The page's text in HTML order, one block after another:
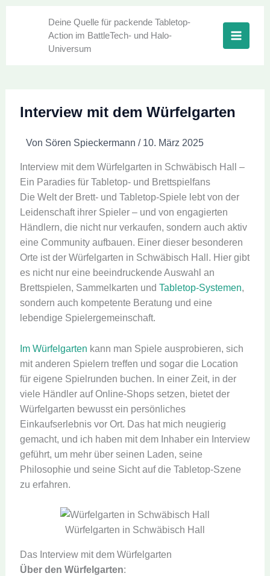
Deine Quelle für packende Tabletop-
Action im BattleTech- und Halo-
Universum
Interview mit dem Würfelgarten
Von Sören Spieckermann / 10. März 2025
Interview mit dem Würfelgarten in Schwäbisch Hall –
Ein Paradies für Tabletop- und Brettspielfans
Die Welt der Brett- und Tabletop-Spiele lebt von der
Leidenschaft ihrer Spieler – und von engagierten
Händlern, die nicht nur verkaufen, sondern auch aktiv
eine Community aufbauen. Einer dieser besonderen
Orte ist der Würfelgarten in Schwäbisch Hall. Hier gibt
es nicht nur eine beeindruckende Auswahl an
Brettspielen, Sammelkarten und Tabletop-Systemen,
sondern auch kompetente Beratung und eine
lebendige Spielergemeinschaft.
Im Würfelgarten kann man Spiele ausprobieren, sich
mit anderen Spielern treffen und sogar die Location
für eigene Spielrunden buchen. In einer Zeit, in der
viele Händler auf Online-Shops setzen, bietet der
Würfelgarten bewusst ein persönliches
Einkaufserlebnis vor Ort. Das hat mich neugierig
gemacht, und ich haben mit dem Inhaber ein Interview
geführt, um mehr über seinen Laden, seine
Philosophie und seine Sicht auf die Tabletop-Szene
zu erfahren.
Würfelgarten in Schwäbisch Hall
Das Interview mit dem Würfelgarten
Über den Würfelgarten: